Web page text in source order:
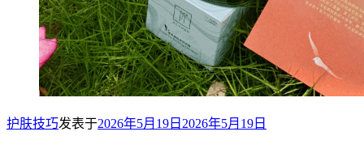
护肤技巧发表于2026年5月19日 2026年5月19日